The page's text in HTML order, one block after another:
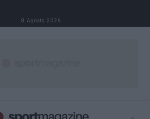
8 Agosto 2026